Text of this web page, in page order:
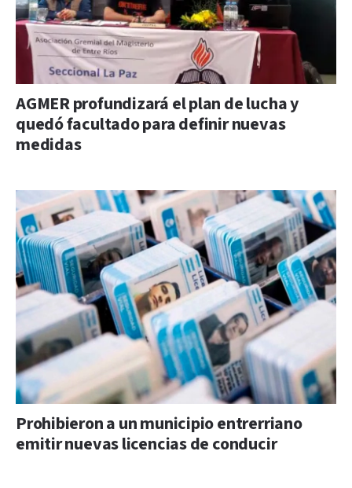
AGMER profundizará el plan de lucha y
quedó facultado para definir nuevas
medidas
Prohibieron a un municipio entrerriano
emitir nuevas licencias de conducir